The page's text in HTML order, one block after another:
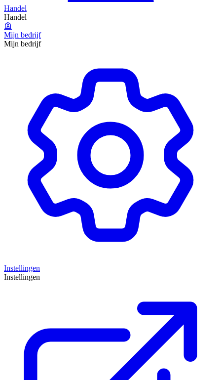
Handel
Handel
Mijn bedrijf
Mijn bedrijf
Instellingen
Instellingen